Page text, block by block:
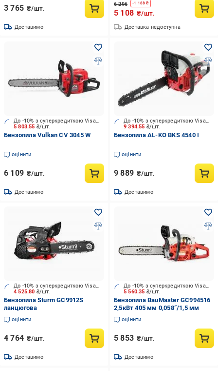
3 765 ₴/шт.
Доставимо
6 296 -1 188 ₴
5 108 ₴/шт.
Доставка недоступна
5 803.55 ₴/шт.
До -10% з суперкредиткою Visa Вигода
Бензопила Vulkan CV 3045 W
оцінити
6 109 ₴/шт.
Доставимо
9 394.55 ₴/шт.
До -10% з суперкредиткою Visa Вигода
Бензопила AL-KO BKS 4540 I
оцінити
9 889 ₴/шт.
Доставимо
4 525.80 ₴/шт.
До -10% з суперкредиткою Visa Вигода
Бензопила Sturm GC9912S
ланцюгова
оцінити
4 764 ₴/шт.
Доставимо
5 560.35 ₴/шт.
До -10% з суперкредиткою Visa Вигода
Бензопила BauMaster GC994516
2,5кВт 405 мм 0,058”/1,5 мм
оцінити
5 853 ₴/шт.
Доставимо